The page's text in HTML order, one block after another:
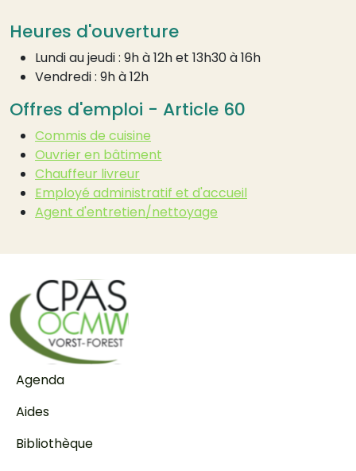
Heures d'ouverture
Lundi au jeudi : 9h à 12h et 13h30 à 16h
Vendredi : 9h à 12h
Offres d'emploi - Article 60
Commis de cuisine
Ouvrier en bâtiment
Chauffeur livreur
Employé administratif et d'accueil
Agent d'entretien/nettoyage
Pied de page
Agenda
Aides
Bibliothèque